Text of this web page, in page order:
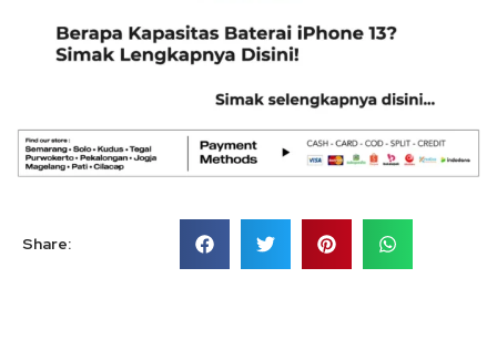
Share: